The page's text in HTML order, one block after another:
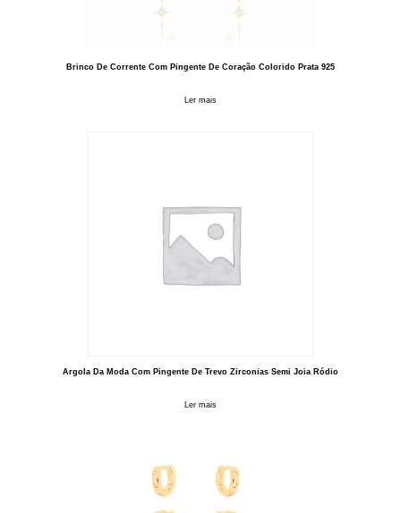
Brinco De Corrente Com Pingente De Coração Colorido Prata 925
Ler mais
Argola Da Moda Com Pingente De Trevo Zirconias Semi Joia Ródio
Ler mais